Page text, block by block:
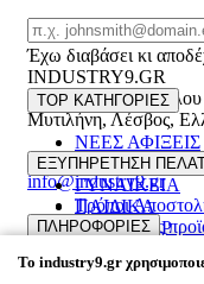
Email
Έχω διαβάσει κι
INDUSTRY9.GR
Ελευθέριου
Μυτιλήνη,Λέσβος,
22510 55629
info@industry9.gr
TOP ΚΑΤΗΓΟΡΙΕΣ
ΝΕΕΣ ΑΦΙΞΕΙΣ
ΑΝΔΡΙΚΑ
ΓΥΝΑΙΚΕΙΑ
ΠΑΙΔΙΚΑ
ΑΞΕΣΟΥΑΡ
ΕΞΥΠΗΡΕΤΗΣΗ
Τρόποι
Επιστροφές
ΠΛΗΡΟΦΟΡΙΕΣ
Εταιρικό προφίλ
To industry9.gr